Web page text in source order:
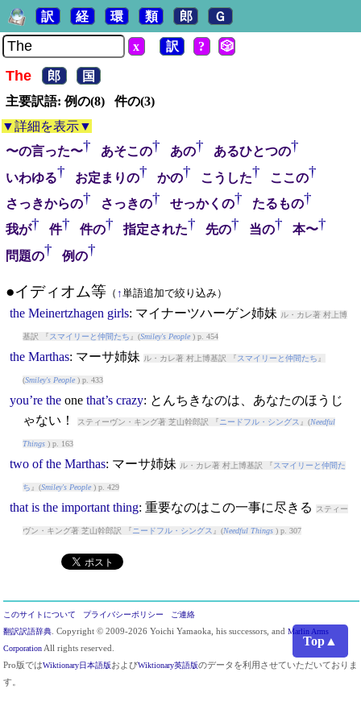
Top▲
訳 経 環 類 郎 Ｇ
x 訳 ? 🎲
The 郎
国
主要訳語: 例の(8) 件の(3)
▼詳細を表示▼
〜の言った〜† あそこの† あの† あるひとつの†
いわゆる† お定まりの† かの† こうした† ここの†
さっきからの† さっきの† せっかくの† たるもの†
我が† 件† 件の† 指定された† 先の† 当の† 本〜†
問題の† 例の†
●イディオム等（ ↑単語追加で絞り込み）
the Meinertzhagen girls: マイナーツハーゲン姉妹 ル・カレ著 村上博
基訳 『スマイリーと仲間たち 』(Smiley's People) p. 454
the Marthas: マーサ姉妹 ル・カレ著 村上博基訳 『スマイリーと仲間たち 』
(Smiley's People) p. 433
you’re theone that’s crazy: とんちきなのは、あなたのほうじ
ゃない！
スティーヴン・キング著 芝山幹郎訳 『 ニードフル・シングス 』(Needful
Things) p. 163
two of the Marthas: マーサ姉妹 ル・カレ著 村上博基訳 『スマイリーと仲間た
ち 』(Smiley's People) p. 429
that is the important thing: 重要なのはこの一事に尽きる スティー
ヴン・キング著 芝山幹郎訳 『 ニードフル・シングス 』(Needful Things) p. 307
このサイトについて プライバシーポリシー
ご連絡
翻訳訳語辞典 . Copyright © 2009-2026 Yoichi Yamaoka, his successors, and Marlin Arms
Corporation All rights reserved.
Pro版ではWiktionary日本語版およびWiktionary英語版のデータを利用させていただいておりま
す。